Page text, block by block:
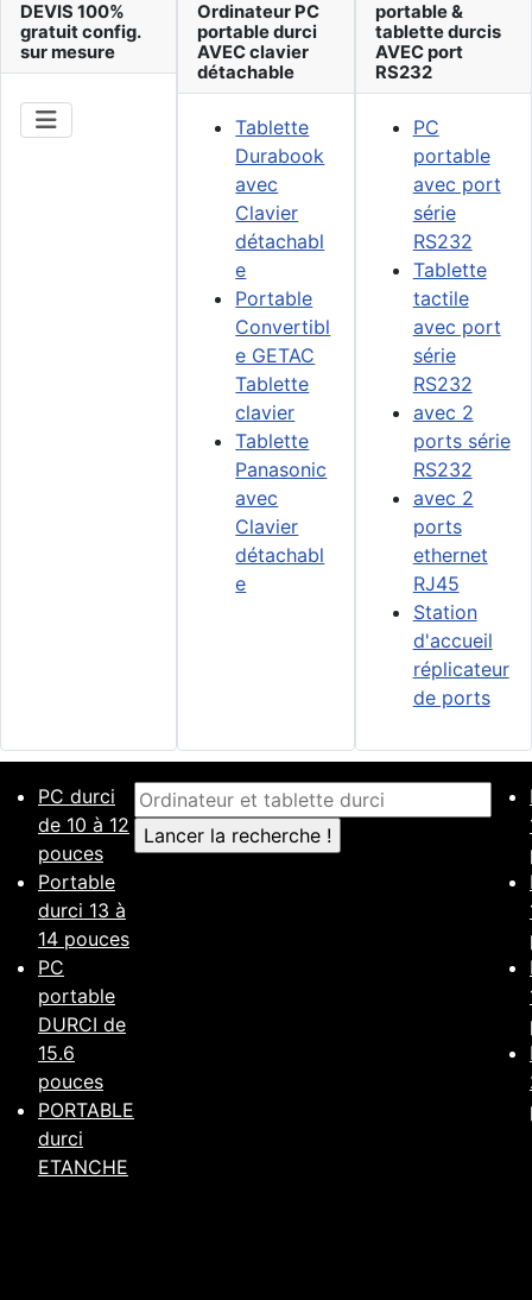
DEVIS 100%
gratuit config.
sur mesure
Ordinateur PC
portable durci
AVEC clavier
détachable
Tablette
Durabook
avec
Clavier
détachabl
e
Portable
Convertibl
e GETAC
Tablette
clavier
Tablette
Panasonic
avec
Clavier
détachabl
e
portable &
tablette durcis
AVEC port
RS232
PC
portable
avec port
série
RS232
Tablette
tactile
avec port
série
RS232
avec 2
ports série
RS232
avec 2
ports
ethernet
RJ45
Station
d'accueil
réplicateur
de ports
PC durci
de 10 à 12
pouces
Portable
durci 13 à
14 pouces
PC
portable
DURCI de
15.6
pouces
PORTABLE
durci
ETANCHE